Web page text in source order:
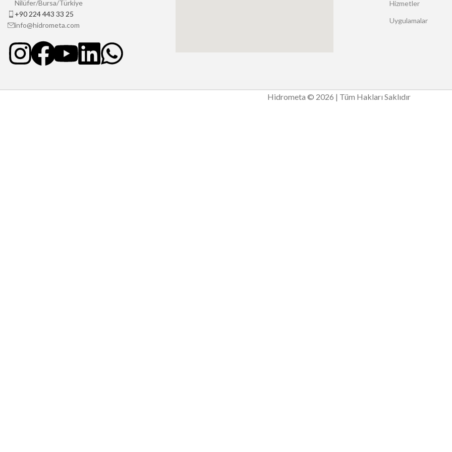
Nilüfer/Bursa/Türkiye
+90 224 443 33 25
info@hidrometa.com
Hizmetler
Uygulamalar
Hidrometa © 2026 | Tüm Hakları Saklıdır